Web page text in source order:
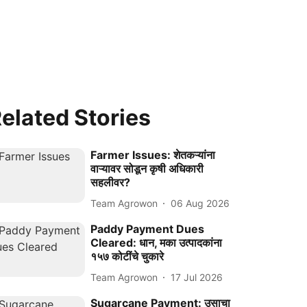
Stories
Farmer Issues: शेतकऱ्यांना
वाऱ्यावर सोडून कृषी अधिकारी
सहलीवर?
Team Agrowon 06 Aug 2026
Paddy Payment Dues
Cleared: धान, मका उत्पादकांना
१५७ कोटींचे चुकारे
Team Agrowon 17 Jul 2026
Sugarcane Payment: उसाचा